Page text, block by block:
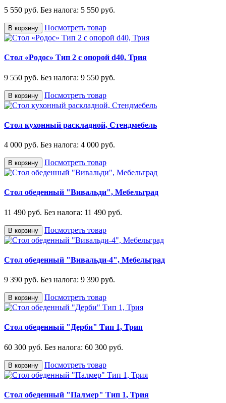
5 550 руб. Без налога: 5 550 руб.
В корзину Посмотреть товар
Стол «Родос» Тип 2 с опорой d40, Трия
9 550 руб. Без налога: 9 550 руб.
В корзину Посмотреть товар
Стол кухонный раскладной, Стендмебель
4 000 руб. Без налога: 4 000 руб.
В корзину Посмотреть товар
Стол обеденный "Вивальди", Мебельград
11 490 руб. Без налога: 11 490 руб.
В корзину Посмотреть товар
Стол обеденный "Вивальди-4", Мебельград
9 390 руб. Без налога: 9 390 руб.
В корзину Посмотреть товар
Стол обеденный "Дерби" Тип 1, Трия
60 300 руб. Без налога: 60 300 руб.
В корзину Посмотреть товар
Стол обеденный "Палмер" Тип 1, Трия